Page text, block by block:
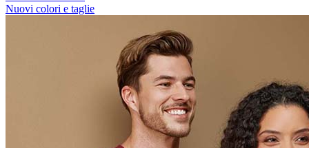
Nuovi colori e taglie